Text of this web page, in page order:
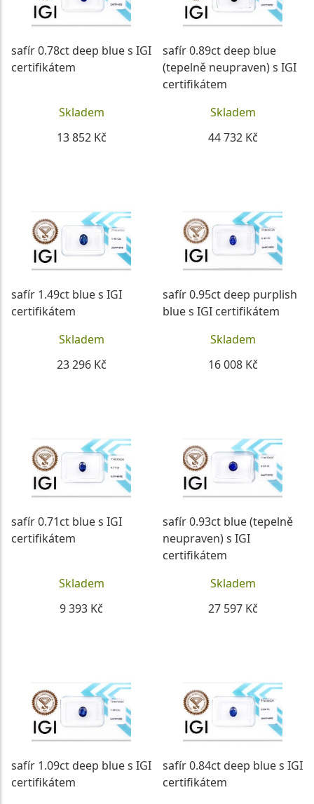
safír 0.78ct deep blue s IGI
certifikátem
Skladem
13 852 Kč
safír 0.89ct deep blue
(tepelně neupraven) s IGI
certifikátem
Skladem
44 732 Kč
safír 1.49ct blue s IGI
certifikátem
Skladem
23 296 Kč
safír 0.95ct deep purplish
blue s IGI certifikátem
Skladem
16 008 Kč
safír 0.71ct blue s IGI
certifikátem
Skladem
9 393 Kč
safír 0.93ct blue (tepelně
neupraven) s IGI
certifikátem
Skladem
27 597 Kč
safír 1.09ct deep blue s IGI
certifikátem
safír 0.84ct deep blue s IGI
certifikátem